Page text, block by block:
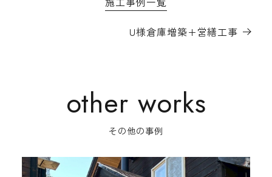
U様倉庫増築+営繕工事
その他の事例